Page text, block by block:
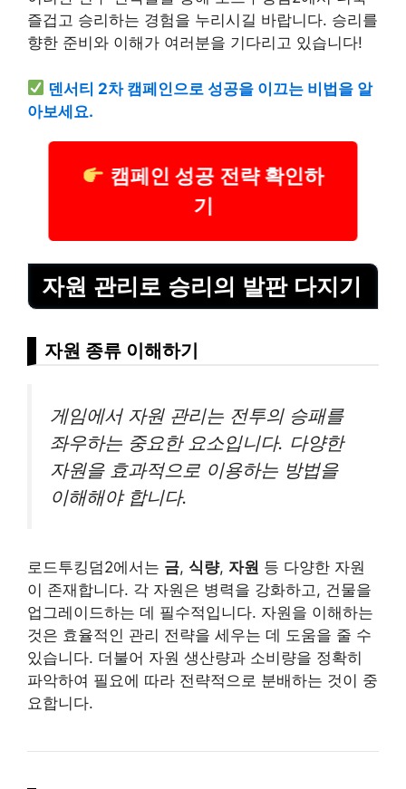
즐겁고 승리하는 경험을 누리시길 바랍니다. 승리를
향한 준비와 이해가 여러분을 기다리고 있습니다!
덴서티 2차 캠페인으로 성공을 이끄는 비법을 알
아보세요.
캠페인 성공 전략 확인하
기
자원 관리로 승리의 발판 다지기
자원 종류 이해하기
게임에서 자원 관리는 전투의 승패를
좌우하는 중요한 요소입니다. 다양한
자원을 효과적으로 이용하는 방법을
이해해야 합니다.
로드투킹덤2에서는 금, 식량, 자원 등 다양한 자원
이 존재합니다. 각 자원은 병력을 강화하고, 건물을
업그레이드하는 데 필수적입니다. 자원을 이해하는
것은 효율적인 관리 전략을 세우는 데 도움을 줄 수
있습니다. 더불어 자원 생산량과 소비량을 정확히
파악하여 필요에 따라 전략적으로 분배하는 것이 중
요합니다.